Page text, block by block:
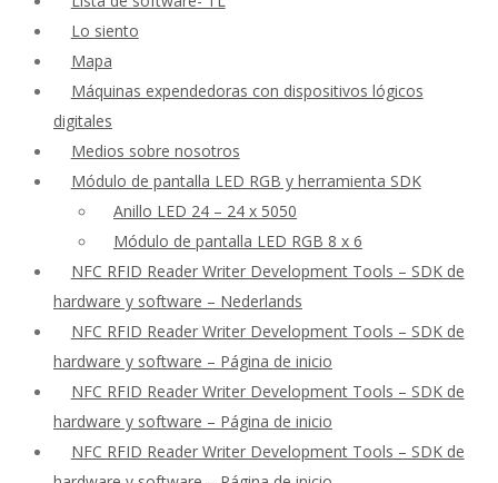
Lo siento
Mapa
Máquinas expendedoras con dispositivos lógicos
digitales
Medios sobre nosotros
Módulo de pantalla LED RGB y herramienta SDK
Anillo LED 24 – 24 x 5050
Módulo de pantalla LED RGB 8 x 6
NFC RFID Reader Writer Development Tools – SDK de
hardware y software – Nederlands
NFC RFID Reader Writer Development Tools – SDK de
hardware y software – Página de inicio
NFC RFID Reader Writer Development Tools – SDK de
hardware y software – Página de inicio
NFC RFID Reader Writer Development Tools – SDK de